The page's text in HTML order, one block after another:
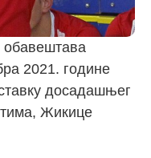
2021. године
досадашњег
Жикице